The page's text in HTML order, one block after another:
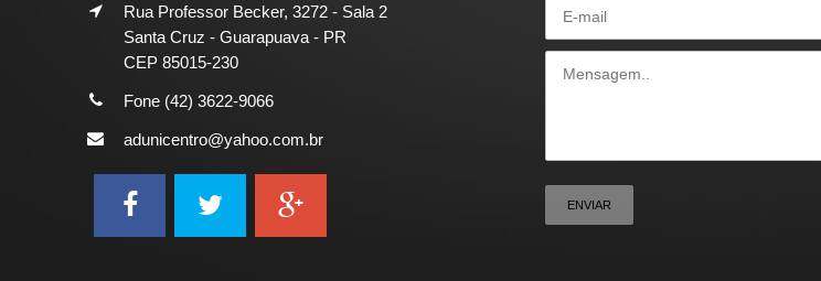
Rua Professor Becker, 3272 - Sala 2
Santa Cruz - Guarapuava - PR
CEP 85015-230
Fone (42) 3622-9066
adunicentro@yahoo.com.br